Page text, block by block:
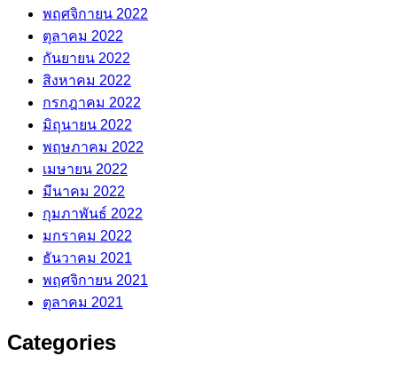
พฤศจิกายน 2022
ตุลาคม 2022
กันยายน 2022
สิงหาคม 2022
กรกฎาคม 2022
มิถุนายน 2022
พฤษภาคม 2022
เมษายน 2022
มีนาคม 2022
กุมภาพันธ์ 2022
มกราคม 2022
ธันวาคม 2021
พฤศจิกายน 2021
ตุลาคม 2021
Categories